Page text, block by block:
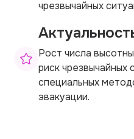
чрезвычайных
Рост числа
риск чрезвычайных
специальных
эвакуации.